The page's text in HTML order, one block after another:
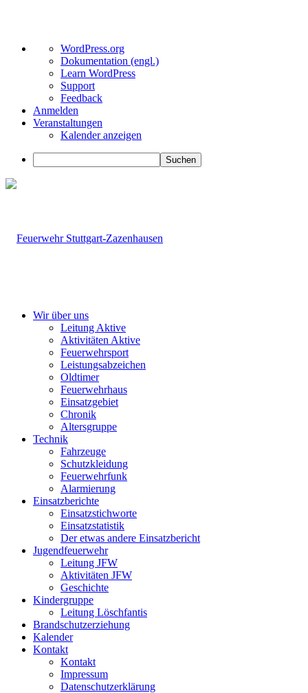
Über
WordPress
WordPress.org
Dokumentation (engl.)
Learn WordPress
Support
Feedback
Anmelden
Veranstaltungen
Kalender anzeigen
Suchen
Wir über uns
Leitung Aktive
Aktivitäten Aktive
Feuerwehrsport
Leistungsabzeichen
Oldtimer
Feuerwehrhaus
Einsatzgebiet
Chronik
Altersgruppe
Technik
Fahrzeuge
Schutzkleidung
Feuerwehrfunk
Alarmierung
Einsatzberichte
Einsatzstichworte
Einsatzstatistik
Der etwas andere Einsatzbericht
Jugendfeuerwehr
Leitung JFW
Aktivitäten JFW
Geschichte
Kindergruppe
Leitung Löschfantis
Brandschutzerziehung
Kalender
Kontakt
Kontakt
Impressum
Datenschutzerklärung